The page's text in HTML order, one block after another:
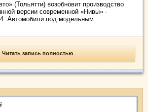
(Тольятти) возобновит производство
версии современной «Нивы» -
Автомобили под модельным
Читать запись полностью